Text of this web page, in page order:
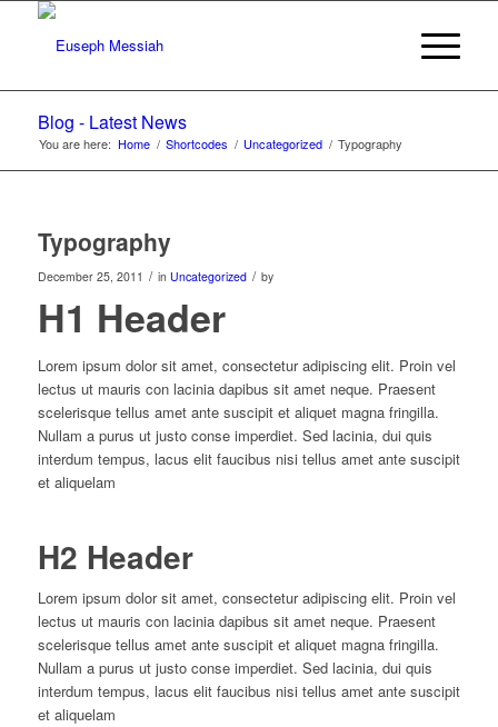
Blog - Latest News
You are here: Home / Shortcodes / Uncategorized / Typography
Typography
December 25, 2011 / in Uncategorized / by
H1 Header
Lorem ipsum dolor sit amet, consectetur adipiscing elit. Proin vel
lectus ut mauris con lacinia dapibus sit amet neque. Praesent
scelerisque tellus amet ante suscipit et aliquet magna fringilla.
Nullam a purus ut justo conse imperdiet. Sed lacinia, dui quis
interdum tempus, lacus elit faucibus nisi tellus amet ante suscipit
et aliquelam
H2 Header
Lorem ipsum dolor sit amet, consectetur adipiscing elit. Proin vel
lectus ut mauris con lacinia dapibus sit amet neque. Praesent
scelerisque tellus amet ante suscipit et aliquet magna fringilla.
Nullam a purus ut justo conse imperdiet. Sed lacinia, dui quis
interdum tempus, lacus elit faucibus nisi tellus amet ante suscipit
et aliquelam